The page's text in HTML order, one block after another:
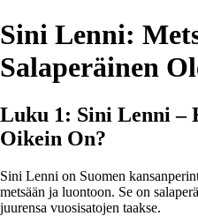
Sini Lenni:
Salaperäinen
Luku 1: Sini Lenni –
Oikein On?
Sini Lenni on Suomen
metsään ja luontoon. Se on
juurensa vuosisatojen taakse.